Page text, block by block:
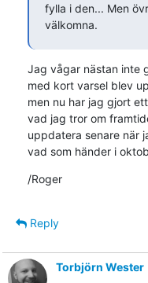
fylla i den... Men
välkomna.
Jag vågar nästan inte
med kort varsel blev
men nu har jag gjort
vad jag tror om
uppdatera senare när
vad som händer i
/Roger
Reply
Torbjörn Wester